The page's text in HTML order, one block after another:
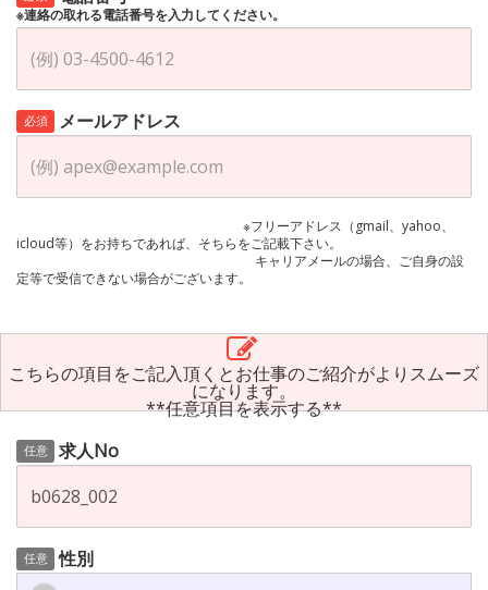
※連絡の取れる電話番号を入力してください。
必須 メールアドレス
※フリーアドレス（gmail、yahoo、
icloud等）をお持ちであれば、そちらをご記載下さい。
キャリアメールの場合、ご自身の設
定等で受信できない場合がございます。
こちらの項目をご記入頂くとお仕事のご紹介がよりスムーズ
になります。
**任意項目を表示する**
任意 求人No
任意 性別